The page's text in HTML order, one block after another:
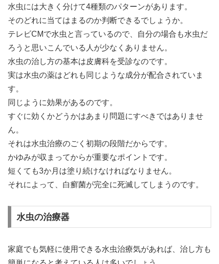
水虫には大きく分けて4種類のパターンがあります。
そのどれに当てはまるのか判断できるでしょうか。
テレビCMで水虫と言っているので、自分の場合も水虫だ
ろうと思いこんでいる人が少なくありません。
水虫の治し方の基本は皮膚科を受診なのです。
実は水虫の薬はどれも同じような成分が配合されていま
す。
同じように効果があるのです。
すぐに効くかどうかはあまり問題にすべきではありませ
ん。
それは水虫治療のごく初期の段階だからです。
かゆみが収まってからが重要なポイントです。
短くても3か月は塗り続けなければなりません。
それによって、白癬菌が完全に死滅してしまうのです。
水虫の治療器
家庭でも気軽に使用できる水虫治療気があれば、治し方も